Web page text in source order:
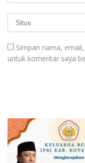
Simpan nama,
untuk komentar saya